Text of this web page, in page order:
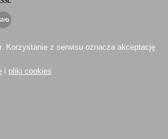
Korzystanie z serwisu oznacza akceptację
i pliki cookies